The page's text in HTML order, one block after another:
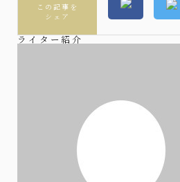
この記事を
シェア
ライター紹介